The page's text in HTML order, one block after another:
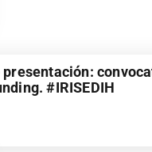
#IRISEDIH